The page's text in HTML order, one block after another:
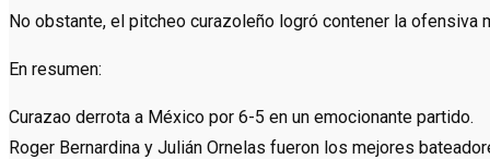
No obstante, el pitcheo curazoleño logró contener la ofensiva
En resumen:
Curazao derrota a México por 6-5 en un emocionante partido.
Roger Bernardina y Julián Ornelas fueron los mejores